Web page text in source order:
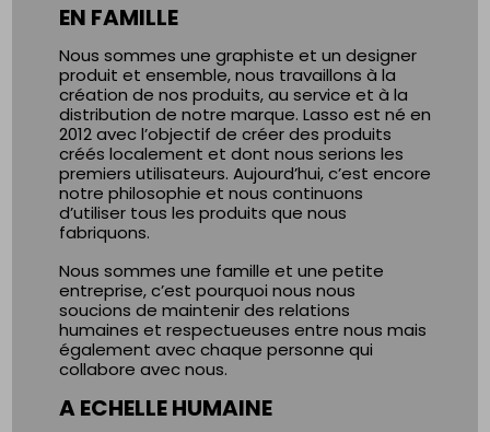
EN FAMILLE
Nous sommes une graphiste et un designer
produit et ensemble, nous travaillons à la
création de nos produits, au service et à la
distribution de notre marque. Lasso est né en
2012 avec l’objectif de créer des produits
créés localement et dont nous serions les
premiers utilisateurs. Aujourd’hui, c’est encore
notre philosophie et nous continuons
d’utiliser tous les produits que nous
fabriquons.
Nous sommes une famille et une petite
entreprise, c’est pourquoi nous nous
soucions de maintenir des relations
humaines et respectueuses entre nous mais
également avec chaque personne qui
collabore avec nous.
A ECHELLE HUMAINE